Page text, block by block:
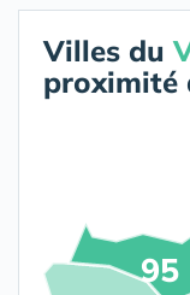
Villes du
proximité
95